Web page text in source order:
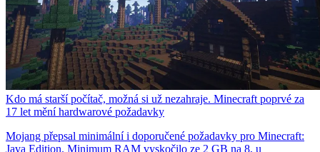
Kdo má starší počítač, možná si už nezahraje. Minecraft poprvé za
17 let mění hardwarové požadavky
Mojang přepsal minimální i doporučené požadavky pro Minecraft:
Java Edition. Minimum RAM vyskočilo ze 2 GB na 8, u